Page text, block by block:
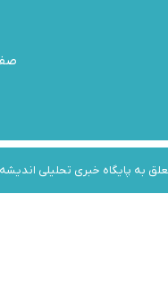
به پایگاه خبری تحلیلی اندیشه